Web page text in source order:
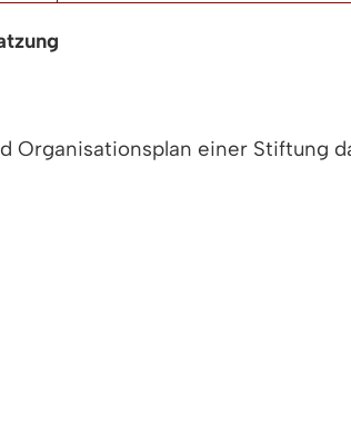
Organisationsplan einer Stiftung